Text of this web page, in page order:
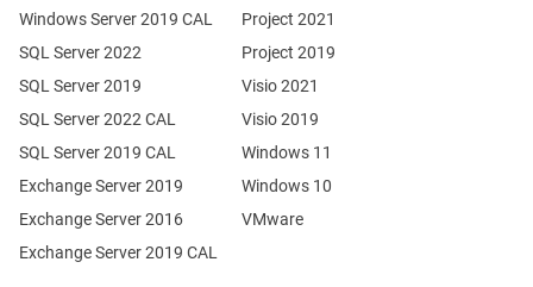
Exchange Server 2019
Exchange Server 2016
SQL Server 2022
SQL Server 2019
Windows Server 2019 CAL
SQL Server 2022 CAL
SQL Server 2019 CAL
Exchange Server 2019 CAL
Project 2021
Project 2019
Visio 2021
Visio 2019
Windows 11
Windows 10
VMware